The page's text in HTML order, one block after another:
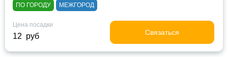
ПО ГОРОДУ МЕЖГОРОД
Цена посадки
12 руб Связаться